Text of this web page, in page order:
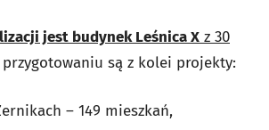
jest budynek Leśnica X z 30
przygotowaniu są z kolei projekty:
– 149 mieszkań,